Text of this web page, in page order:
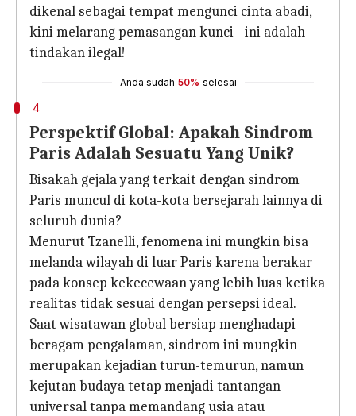
dikenal sebagai tempat mengunci cinta abadi,
kini melarang pemasangan kunci - ini adalah
tindakan ilegal!
Anda sudah 50% selesai
4
Perspektif Global: Apakah Sindrom
Paris Adalah Sesuatu Yang Unik?
Bisakah gejala yang terkait dengan sindrom
Paris muncul di kota-kota bersejarah lainnya di
seluruh dunia?
Menurut Tzanelli, fenomena ini mungkin bisa
melanda wilayah di luar Paris karena berakar
pada konsep kekecewaan yang lebih luas ketika
realitas tidak sesuai dengan persepsi ideal.
Saat wisatawan global bersiap menghadapi
beragam pengalaman, sindrom ini mungkin
merupakan kejadian turun-temurun, namun
kejutan budaya tetap menjadi tantangan
universal tanpa memandang usia atau